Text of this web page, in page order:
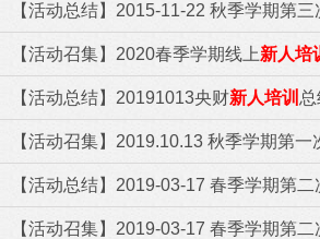
【活动总结】2015-11-22 秋季学期第三
【活动召集】2020春季学期线上新人培
【活动总结】20191013央财新人培训
【活动召集】2019.10.13 秋季学期第一
【活动总结】2019-03-17 春季学期第二
【活动召集】2019-03-17 春季学期第二